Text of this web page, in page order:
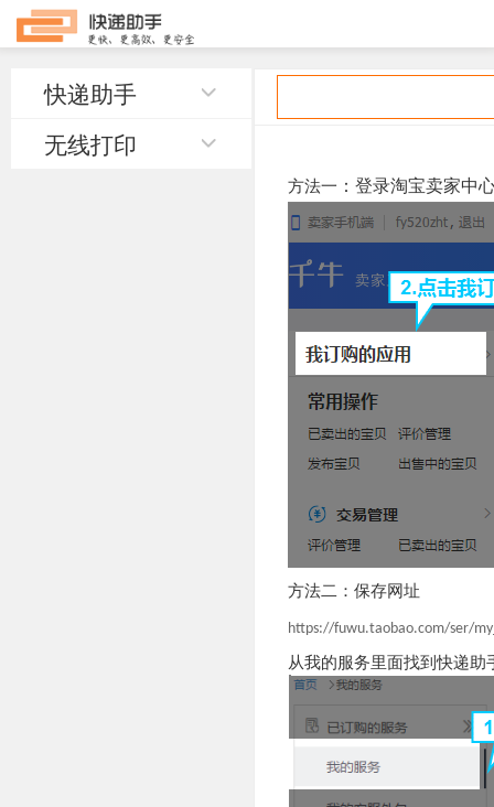
快递助手
无线打印
方法一 ：登录淘宝卖家中
方法二：保存网址
https://fuwu.taobao.com/ser/
从我的服务里面找到快递助